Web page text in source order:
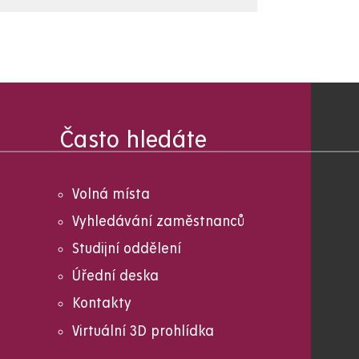
Často hledáte
Volná místa
Vyhledávání zaměstnanců
Studijní oddělení
Úřední deska
Kontakty
Virtuální 3D prohlídka